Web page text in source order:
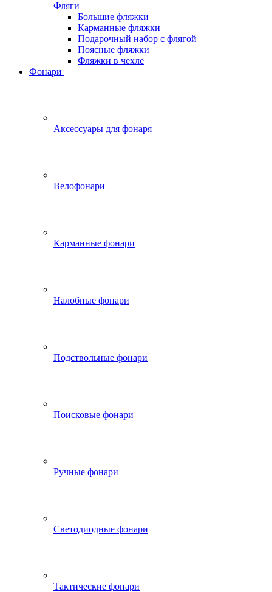
Фляги
Большие фляжки
Карманные фляжки
Подарочный набор с флягой
Поясные фляжки
Фляжки в чехле
Фонари
Аксессуары для фонаря
Велофонари
Карманные фонари
Налобные фонари
Подствольные фонари
Поисковые фонари
Ручные фонари
Светодиодные фонари
Тактические фонари